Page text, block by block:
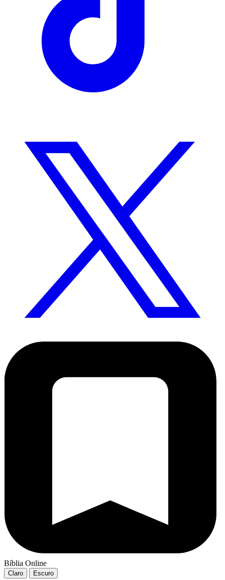
Bíblia Online
Claro Escuro